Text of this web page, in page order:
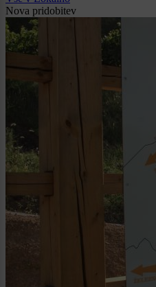
Nova pridobitev